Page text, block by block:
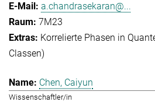
a.chandrasekaran@...
7M23
Korrelierte Phasen in
Classen)
Chen, Caiyun
Wissenschaftler/in